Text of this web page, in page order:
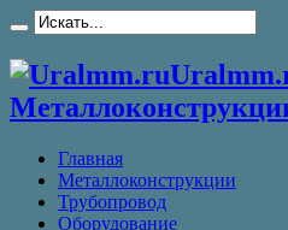
Главная
Металлоконструкции
Трубопровод
Оборудование